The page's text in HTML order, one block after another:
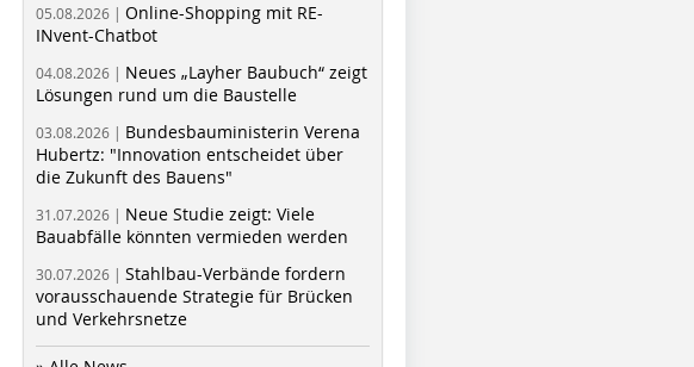
05.08.2026 | Online-Shopping mit RE-
INvent-Chatbot
04.08.2026 | Neues „Layher Baubuch“ zeigt
Lösungen rund um die Baustelle
03.08.2026 | Bundesbauministerin Verena
Hubertz: "Innovation entscheidet über
die Zukunft des Bauens"
31.07.2026 | Neue Studie zeigt: Viele
Bauabfälle könnten vermieden werden
30.07.2026 | Stahlbau-Verbände fordern
vorausschauende Strategie für Brücken
und Verkehrsnetze